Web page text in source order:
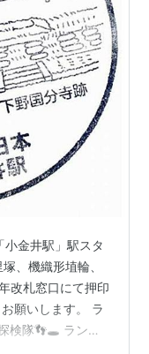
↓
駅…久喜駅…栗橋
」→自治医大駅 …宇
逗子駅
駅
金井駅」駅スタ
、機織形埴輪、
改札窓口にて押印
願いします。 ラ
検隊👣🕳️ ランキ